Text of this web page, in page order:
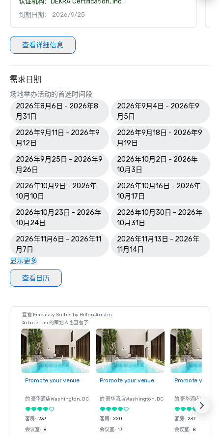
到期日期： 2026/9/25
查看详细信息
需求日期
场地举办活动的首选时间段
2026年8月6日 - 2026年8
月31日
2026年9月4日 - 2026年9
月5日
2026年9月11日 - 2026年9
月12日
2026年9月18日 - 2026年9
月19日
2026年9月25日 - 2026年9
月26日
2026年10月2日 - 2026年
10月3日
2026年10月9日 - 2026年
10月10日
2026年10月16日 - 2026年
10月17日
2026年10月23日 - 2026年
10月24日
2026年10月30日 - 2026年
10月31日
2026年11月6日 - 2026年11
月7日
2026年11月13日 - 2026年
11月14日
显示更多
查看日历
查看 Embassy Suites by Hilton Austin
Arboretum 的策划人也查看了
Promote your venue
的 豪华酒店Washington, DC
客房: 237
会议室: 8
Promote your venue
的 豪华酒店Washington, DC
客房: 220
会议室: 17
Promote your
的 豪华酒店
客房: 237
会议室: 8